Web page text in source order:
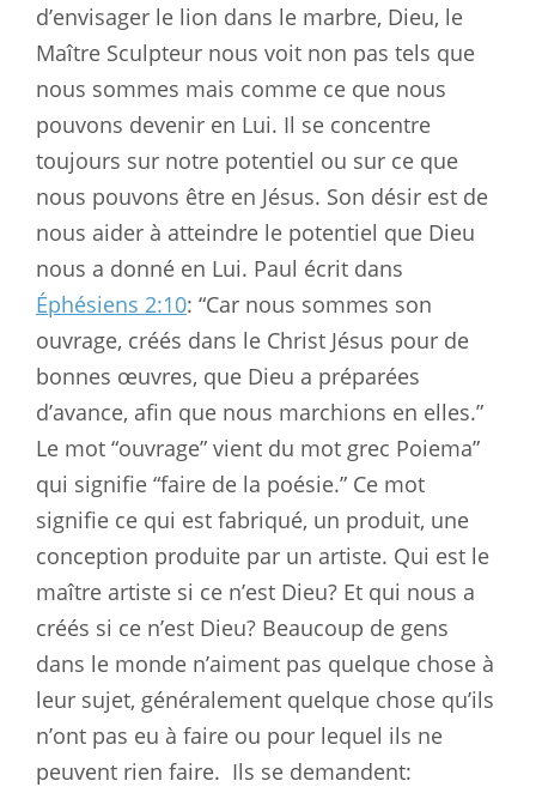
d’envisager le lion dans le marbre, Dieu, le
Maître Sculpteur nous voit non pas tels que
nous sommes mais comme ce que nous
pouvons devenir en Lui. Il se concentre
toujours sur notre potentiel ou sur ce que
nous pouvons être en Jésus. Son désir est de
nous aider à atteindre le potentiel que Dieu
nous a donné en Lui. Paul écrit dans
Éphésiens 2:10: “Car nous sommes son
ouvrage, créés dans le Christ Jésus pour de
bonnes œuvres, que Dieu a préparées
d’avance, afin que nous marchions en elles.”
Le mot “ouvrage” vient du mot grec Poiema”
qui signifie “faire de la poésie.” Ce mot
signifie ce qui est fabriqué, un produit, une
conception produite par un artiste. Qui est le
maître artiste si ce n’est Dieu? Et qui nous a
créés si ce n’est Dieu? Beaucoup de gens
dans le monde n’aiment pas quelque chose à
leur sujet, généralement quelque chose qu’ils
n’ont pas eu à faire ou pour lequel ils ne
peuvent rien faire. Ils se demandent: